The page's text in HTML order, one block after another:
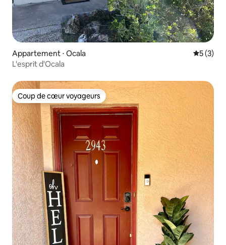
Appartement ⋅ Ocala
5 (3)
L'esprit d'Ocala
Coup de cœur voyageurs
Coup de cœur voyageurs